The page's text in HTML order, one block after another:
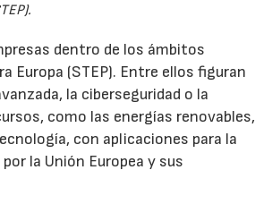
dentro de los ámbitos
(STEP). Entre ellos figuran
la ciberseguridad o la
como las energías renovables,
con aplicaciones para la
la Unión Europea y sus